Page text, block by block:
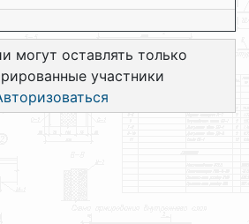
могут оставлять только
участники